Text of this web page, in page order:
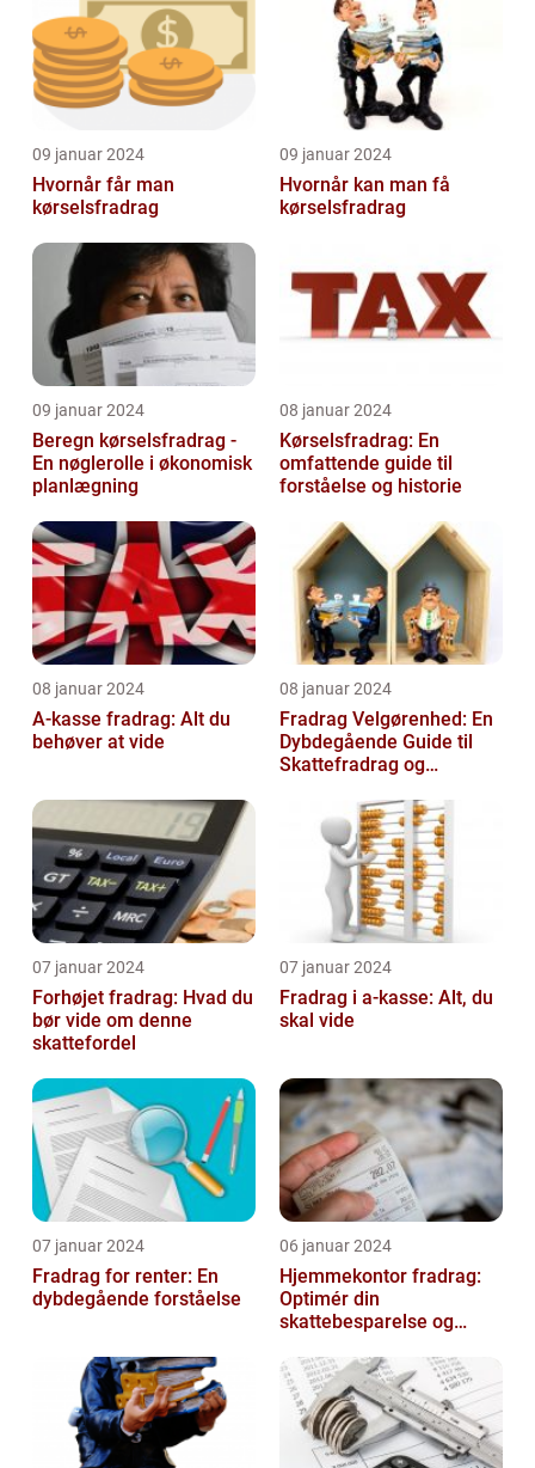
09 januar 2024
Hvornår får man
kørselsfradrag
09 januar 2024
Hvornår kan man få
kørselsfradrag
09 januar 2024
Beregn kørselsfradrag -
En nøglerolle i økonomisk
planlægning
08 januar 2024
Kørselsfradrag: En
omfattende guide til
forståelse og historie
08 januar 2024
A-kasse fradrag: Alt du
behøver at vide
08 januar 2024
Fradrag Velgørenhed: En
Dybdegående Guide til
Skattefradrag og
07 januar 2024
Forhøjet fradrag: Hvad du
bør vide om denne
skattefordel
07 januar 2024
Fradrag i a-kasse: Alt, du
skal vide
07 januar 2024
Fradrag for renter: En
dybdegående forståelse
06 januar 2024
Hjemmekontor fradrag:
Optimér din
skattebesparelse og